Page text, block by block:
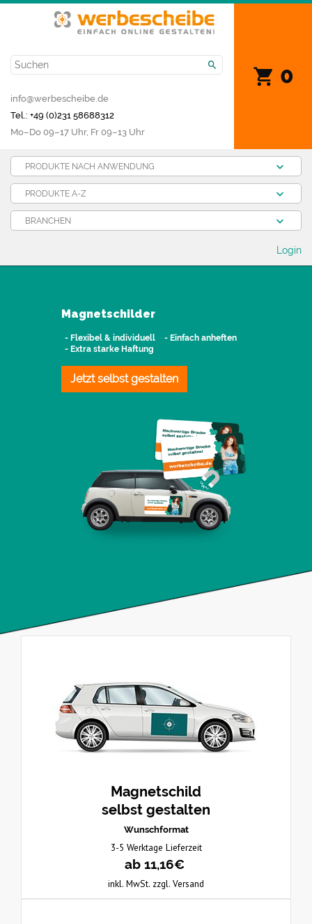
0
info@werbescheibe.de
Tel.: +49 (0)231 58688312
Mo­–Do 09–17 Uhr, Fr 09–13 Uhr
PRODUKTE NACH ANWENDUNG
PRODUKTE A-Z
BRANCHEN
Login
Magnetschilder
- Flexibel & individuell
- Einfach anheften
- Extra starke Haftung
Jetzt selbst gestalten
Magnetschild
selbst gestalten
Wunschformat
3-5 Werktage Lieferzeit
ab 11,16€
inkl. MwSt. zzgl. Versand